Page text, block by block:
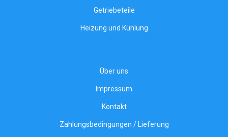
Getriebeteile
Heizung und Kühlung
Über uns
Impressum
Kontakt
Zahlungsbedingungen / Lieferung